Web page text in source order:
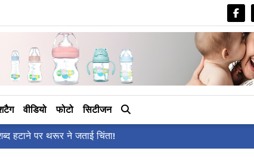
वीडियो फोटो सिटीजन
जवाब!